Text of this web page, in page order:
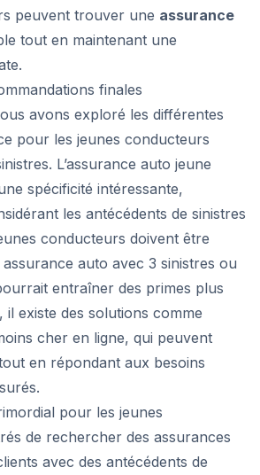
peuvent trouver une assurance
tout en maintenant une
finales
avons exploré les différentes
pour les jeunes conducteurs
L’assurance auto jeune
spécificité intéressante,
les antécédents de sinistres
conducteurs doivent être
assurance auto avec 3 sinistres ou
entraîner des primes plus
il existe des solutions comme
cher en ligne, qui peuvent
en répondant aux besoins
pour les jeunes
de rechercher des assurances
avec des antécédents de